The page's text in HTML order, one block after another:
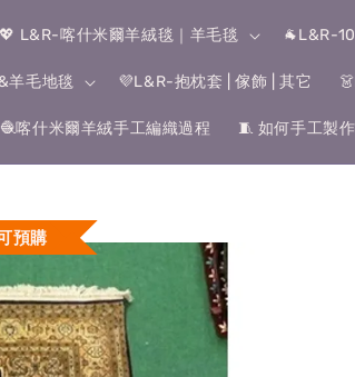
💖 L&R-喀什米爾羊絨毯｜羊毛毯 🐐L&R-
羊毛地毯 💜L&R-抱枕套 | 傢飾 | 其它
🧶喀什米爾羊絨手工編織過程 🧵 如何手工製
預購